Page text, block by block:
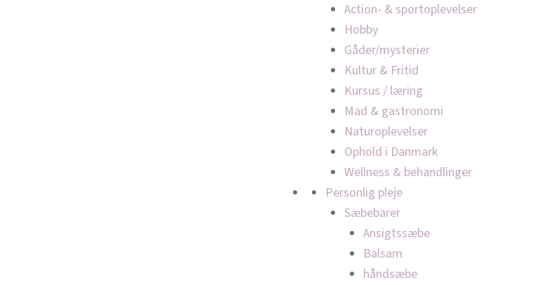
Action- & sportoplevelser
Hobby
Gåder/mysterier
Kultur & Fritid
Kursus / læring
Mad & gastronomi
Naturoplevelser
Ophold i Danmark
Wellness & behandlinger
Personlig pleje
Sæbebarer
Ansigtssæbe
Balsam
håndsæbe